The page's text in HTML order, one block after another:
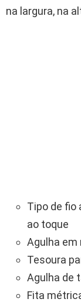
na largura, na
Tipo de fio
ao toque
Agulha
Tesoura
Agulha de
Fita